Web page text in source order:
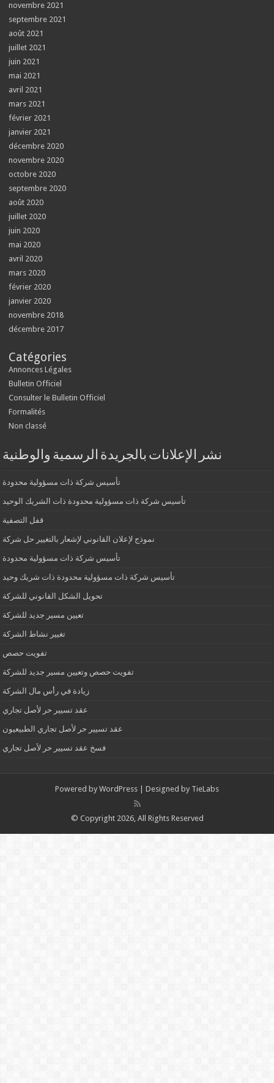
novembre 2021
septembre 2021
août 2021
juillet 2021
juin 2021
mai 2021
avril 2021
mars 2021
février 2021
janvier 2021
décembre 2020
novembre 2020
octobre 2020
septembre 2020
août 2020
juillet 2020
juin 2020
mai 2020
avril 2020
mars 2020
février 2020
janvier 2020
novembre 2018
décembre 2017
Catégories
Annonces Légales
Bulletin Officiel
Consulter le Bulletin Officiel
Formalités
Non classé
نشر الإعلانات بالجريدة الرسمية والوطنية
تأسيس شركة ذات مسؤولية محدودة
تأسيس شركة ذات مسؤولية محدودة ذات الشريك الوحيد
قفل التصفية
نموذج لإعلان القانوني لإشعار بالتغيير حل شركة
تأسيس شركة ذات مسؤولية محدودة
تأسيس شركة ذات مسؤولية محدودة ذات شريك وحيد
تحويل الشكل القانوني للشركة
تعيين مسير جديد للشركة
تغيير نشاط الشركة
تفويت حصص
تفويت حصص وتعيين مسير جديد للشركة
زيادة في رأس مال الشركة
عقد تسيير حر لأصل تجاري
عقد تسيير حر لأصل تجاري الطبيعيون
فسخ عقد تسيير حر لأصل تجاري
Powered by WordPress | Designed by TieLabs
© Copyright 2026, All Rights Reserved